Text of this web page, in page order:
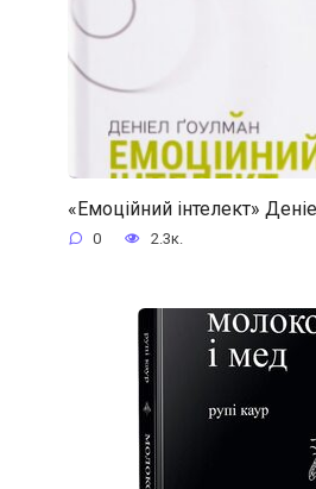
«Емоційний інтелект»
0 2.3к.